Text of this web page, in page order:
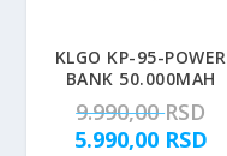
KLGO KP-95-POWER
BANK 50.000MAH
9.990,00RSD
r
5.990,00 RSDT